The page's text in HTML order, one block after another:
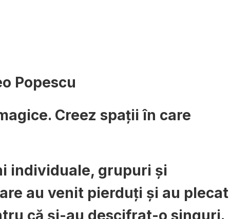
Popescu
Creez spații în care
individuale, grupuri și
au venit pierduți și au plecat
că și-au descifrat-o singuri.